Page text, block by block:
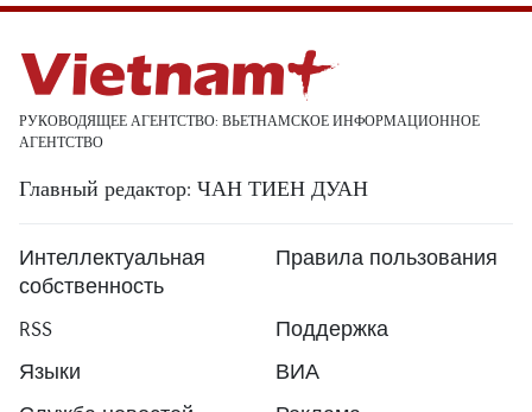
РУКОВОДЯЩЕЕ АГЕНТСТВО: ВЬЕТНАМСКОЕ ИНФОРМАЦИОННОЕ
АГЕНТСТВО
Главный редактор: ЧАН ТИЕН ДУАН
Интеллектуальная
собственность
Правила пользования
RSS
Поддержка
Языки
ВИА